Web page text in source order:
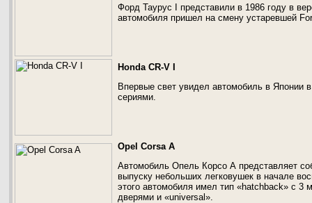
Форд Таурус I представили в 1986 году в
автомобиля пришел на смену устаревшей
Honda CR-V I
Впервые свет увидел автомобиль в Японии
сериями.
Opel Corsa A
Автомобиль Опель Корсо А представляет
выпуску небольших легковушек в начале
этого автомобиля имел тип «hatchback» с
дверями и «universal».